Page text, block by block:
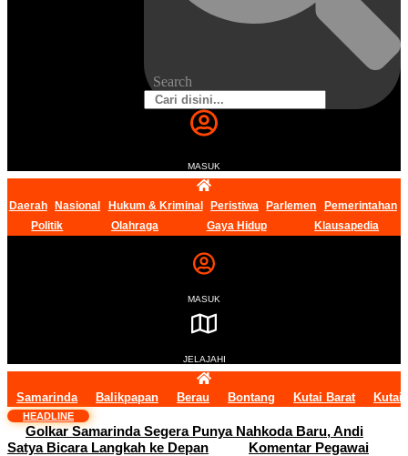
Search
MASUK
Daerah Nasional Hukum & Kriminal Peristiwa Parlemen
Pemerintahan
Politik
Olahraga Gaya Hidup Klausapedia
MASUK
JELAJAHI
Samarinda Balikpapan Berau Bontang Kutai Barat Kutai
HEADLINE
Golkar Samarinda Segera Punya Nahkoda Baru, Andi
Satya Bicara Langkah ke Depan
Komentar Pegawai